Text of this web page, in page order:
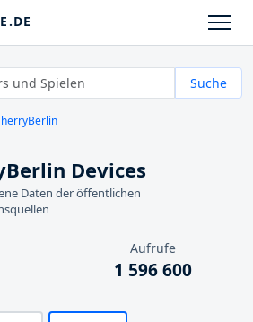
Suche
Devices
Daten der öffentlichen
Aufrufe
1 596 600